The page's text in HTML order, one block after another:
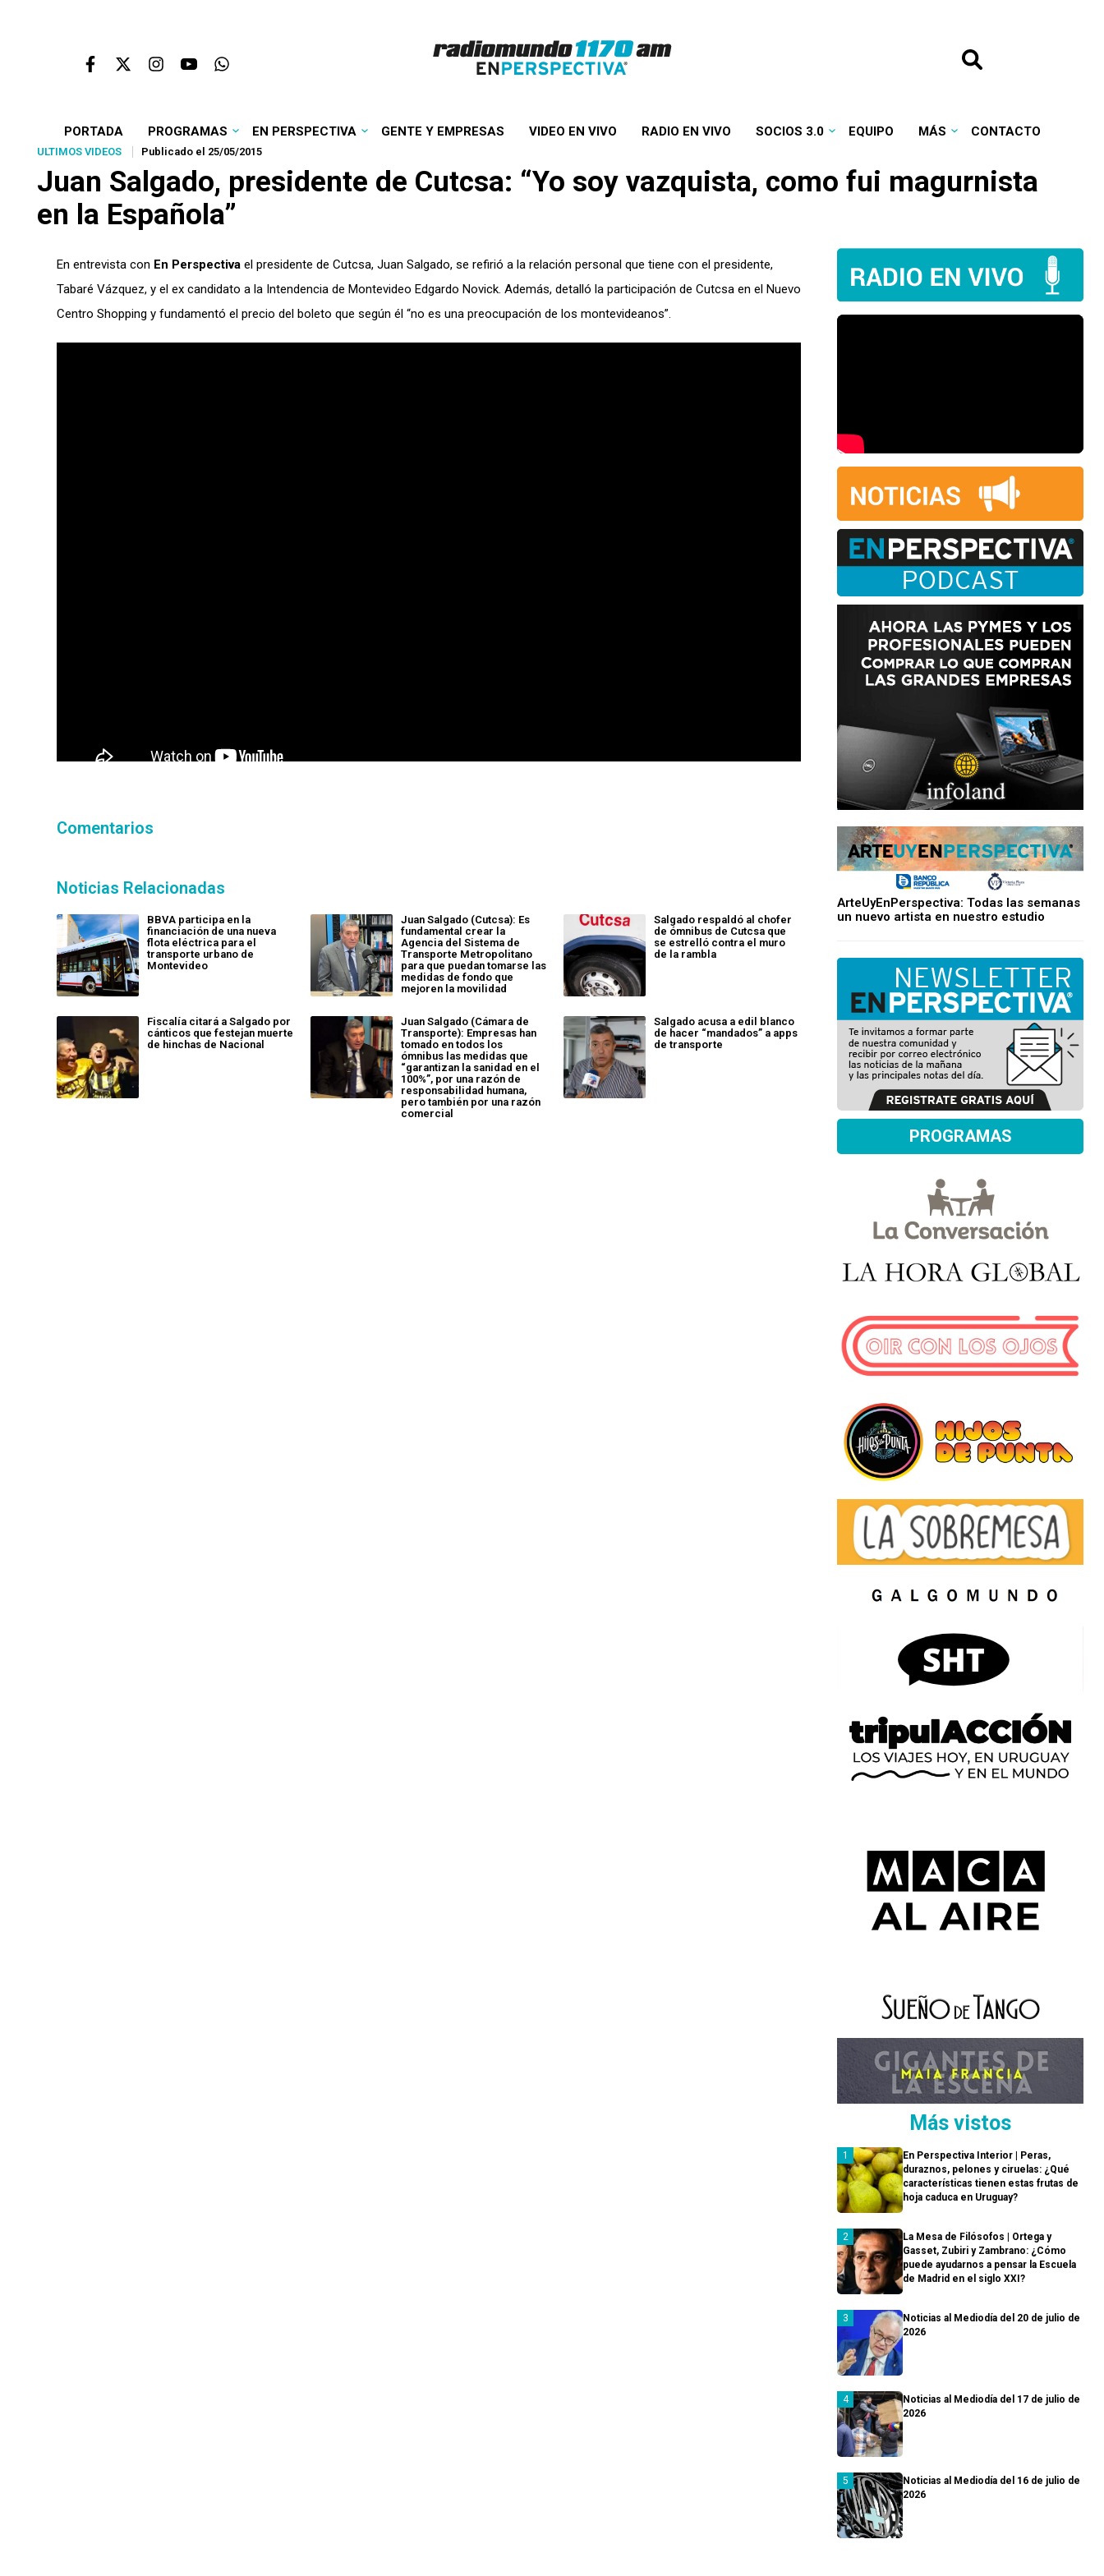
PORTADA PROGRAMAS EN PERSPECTIVA GENTE Y EMPRESAS VIDEO EN VIVO RADIO EN VIVO SOCIOS 3.0 EQUIPO MÁS CONTACTO
ULTIMOS VIDEOS Publicado el 25/05/2015
Juan Salgado, presidente de Cutcsa: “Yo soy vazquista, como fui magurnista
en la Española”
En entrevista con En Perspectiva el presidente de Cutcsa, Juan Salgado, se refirió a la relación personal que tiene con el presidente,
Tabaré Vázquez, y el ex candidato a la Intendencia de Montevideo Edgardo Novick. Además, detalló la participación de Cutcsa en el Nuevo
Centro Shopping y fundamentó el precio del boleto que según él “no es una preocupación de los montevideanos”.
Comentarios
Noticias Relacionadas
BBVA participa en la
financiación de una nueva
flota eléctrica para el
transporte urbano de
Montevideo
Juan Salgado (Cutcsa): Es
fundamental crear la
Agencia del Sistema de
Transporte Metropolitano
para que puedan tomarse las
medidas de fondo que
mejoren la movilidad
Salgado respaldó al chofer
de ómnibus de Cutcsa que
se estrelló contra el muro
de la rambla
Fiscalía citará a Salgado por
cánticos que festejan muerte
de hinchas de Nacional
Juan Salgado (Cámara de
Transporte): Empresas han
tomado en todos los
ómnibus las medidas que
“garantizan la sanidad en el
100%”, por una razón de
responsabilidad humana,
pero también por una razón
comercial
Salgado acusa a edil blanco
de hacer “mandados” a apps
de transporte
ArteUyEnPerspectiva: Todas las semanas
un nuevo artista en nuestro estudio
PROGRAMAS
Más vistos
En Perspectiva Interior | Peras,
duraznos, pelones y ciruelas: ¿Qué
características tienen estas frutas de
hoja caduca en Uruguay?
La Mesa de Filósofos | Ortega y
Gasset, Zubiri y Zambrano: ¿Cómo
puede ayudarnos a pensar la Escuela
de Madrid en el siglo XXI?
Noticias al Mediodía del 20 de julio de
2026
Noticias al Mediodía del 17 de julio de
2026
Noticias al Mediodía del 16 de julio de
2026